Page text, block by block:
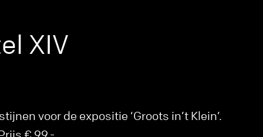
XIV
voor de expositie ‘Groots in’t Klein’.